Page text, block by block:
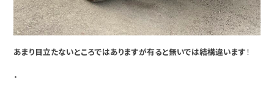
あまり目立たないところではありますが有ると無いでは結構違います！
・